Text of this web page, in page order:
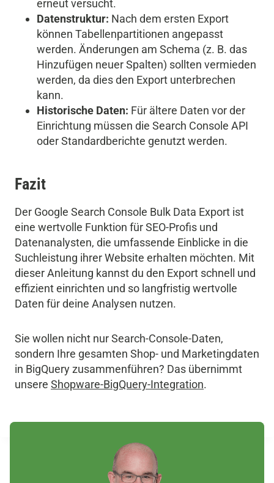
erneut versucht.
Datenstruktur: Nach dem ersten Export
können Tabellenpartitionen angepasst
werden. Änderungen am Schema (z. B. das
Hinzufügen neuer Spalten) sollten vermieden
werden, da dies den Export unterbrechen
kann.
Historische Daten: Für ältere Daten vor der
Einrichtung müssen die Search Console API
oder Standardberichte genutzt werden.
Fazit
Der Google Search Console Bulk Data Export ist
eine wertvolle Funktion für SEO-Profis und
Datenanalysten, die umfassende Einblicke in die
Suchleistung ihrer Website erhalten möchten. Mit
dieser Anleitung kannst du den Export schnell und
effizient einrichten und so langfristig wertvolle
Daten für deine Analysen nutzen.
Sie wollen nicht nur Search-Console-Daten,
sondern Ihre gesamten Shop- und Marketingdaten
in BigQuery zusammenführen? Das übernimmt
unsere Shopware-BigQuery-Integration.